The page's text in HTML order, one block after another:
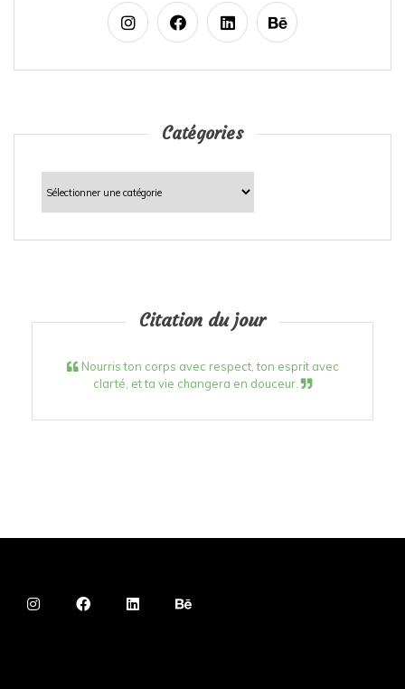
Catégories
Catégories
Citation du jour
Nourris ton corps avec respect, ton esprit avec
clarté, et ta vie changera en douceur.